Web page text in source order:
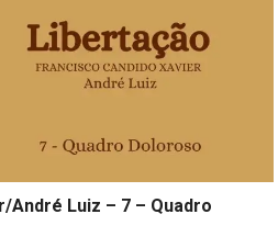
André Luiz – 7 – Quadro